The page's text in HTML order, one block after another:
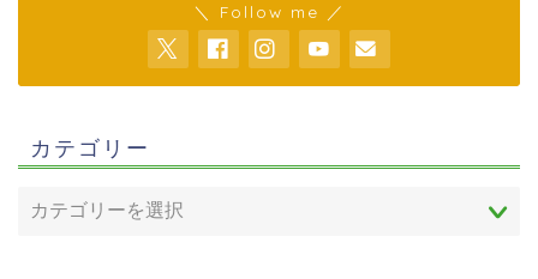
＼ Follow me ／
カテゴリー